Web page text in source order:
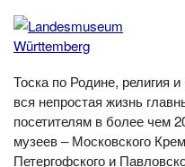
Тоска по Родине, религия
вся непростая жизнь
посетителям в более чем
музеев – Московского
Петергофского и